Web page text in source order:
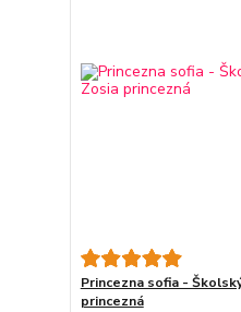
Princezna sofia -
princezná